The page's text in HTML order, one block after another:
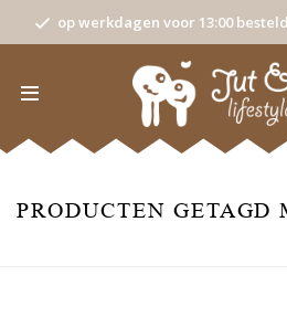
op werkdagen voor 13:00
PRODUCTEN GETAGD